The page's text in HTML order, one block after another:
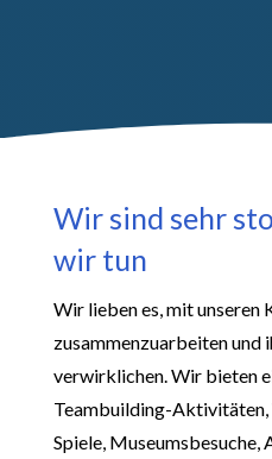
Wir sind sehr
wir tun
Wir lieben es, mit unseren
zusammenzuarbeiten und
verwirklichen. Wir bieten
Teambuilding-Aktivitäten,
Spiele,